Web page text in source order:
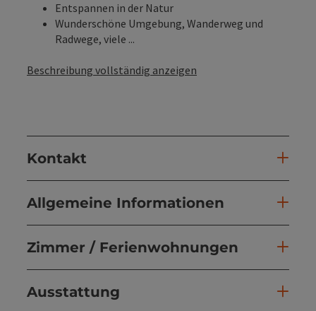
Entspannen in der Natur
Wunderschöne Umgebung, Wanderweg und
Radwege, viele ...
Beschreibung vollständig anzeigen
Kontakt
Allgemeine Informationen
Zimmer / Ferienwohnungen
Ausstattung